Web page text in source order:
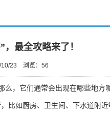
最全攻略来了！
10/23 浏览： 56
，它们通常会出现在哪些地方
比如厨房、卫生间、下水道附